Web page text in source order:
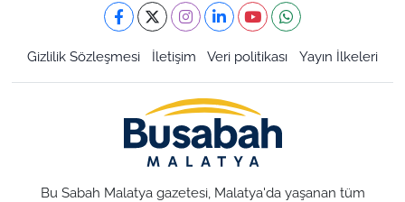
Gizlilik Sözleşmesi İletişim Veri politikası Yayın İlkeleri
Bu Sabah Malatya gazetesi, Malatya'da yaşanan tüm